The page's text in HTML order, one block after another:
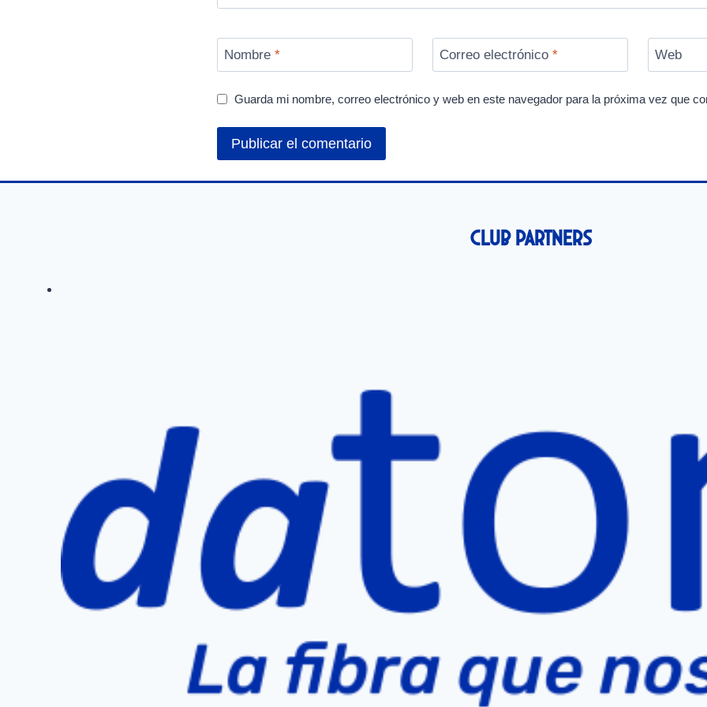
Nombre * Correo electrónico * Web
Guarda mi nombre, correo electrónico y web en este navegador para la próxima vez que
Club Partners